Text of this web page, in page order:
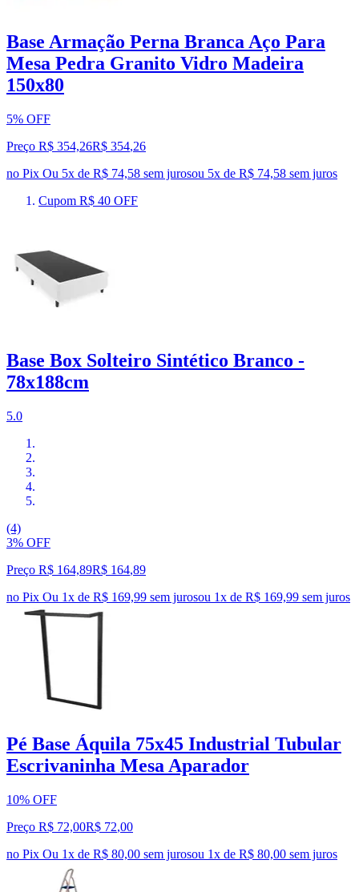
Base Armação Perna Branca Aço Para
Mesa Pedra Granito Vidro Madeira
150x80
5% OFF
Preço R$ 354,26R$ 354,26
no Pix Ou 5x de R$ 74,58 sem jurosou 5x de R$ 74,58 sem juros
Cupom R$ 40 OFF
Base Box Solteiro Sintético Branco -
78x188cm
5.0
(4)
3% OFF
Preço R$ 164,89R$ 164,89
no Pix Ou 1x de R$ 169,99 sem jurosou 1x de R$ 169,99 sem juros
Pé Base Áquila 75x45 Industrial Tubular
Escrivaninha Mesa Aparador
10% OFF
Preço R$ 72,00R$ 72,00
no Pix Ou 1x de R$ 80,00 sem jurosou 1x de R$ 80,00 sem juros